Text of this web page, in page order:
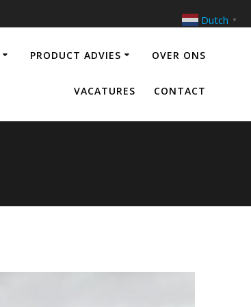
PRODUCT ADVIES OVER ONS
VACATURES CONTACT
Dutch ▼